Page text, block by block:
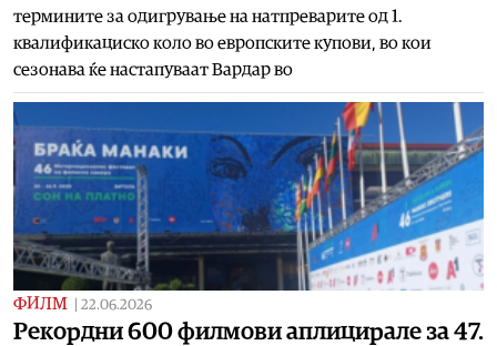
термините за одигрување на натпреварите од 1.
квалификациско коло во европските купови, во кои
сезонава ќе настапуваат Вардар во
ФИЛМ 22.06.2026
Рекордни 600 филмови аплицирале за 47.